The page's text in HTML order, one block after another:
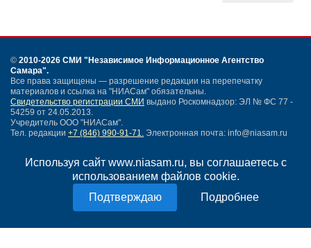
Используя сайт www.niasam.ru, вы соглашаетесь с
использованием файлов cookie.
Подробнее
© 2010-2026 СМИ "Независимое Информационное Агентство
Самара".
Все права защищены — разрешение редакции на перепечатку
материалов и ссылка на "НИАСам" обязательны.
Свидетельство регистрации СМИ выдано Роскомнадзор: ЭЛ № ФС 77 -
54259 от 24.05.2013.
Учредитель ООО "НИАСам".
Тел. редакции +7 (846) 990-91-71. Электронная почта: info@niasam.ru
Карта сайта
Нашли ошибку?
Политика конфиденциальности
Согласие на обработку персональных данных